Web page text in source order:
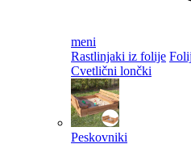
meni
Rastlinjaki iz folije
Cvetlični lončki
Peskovniki